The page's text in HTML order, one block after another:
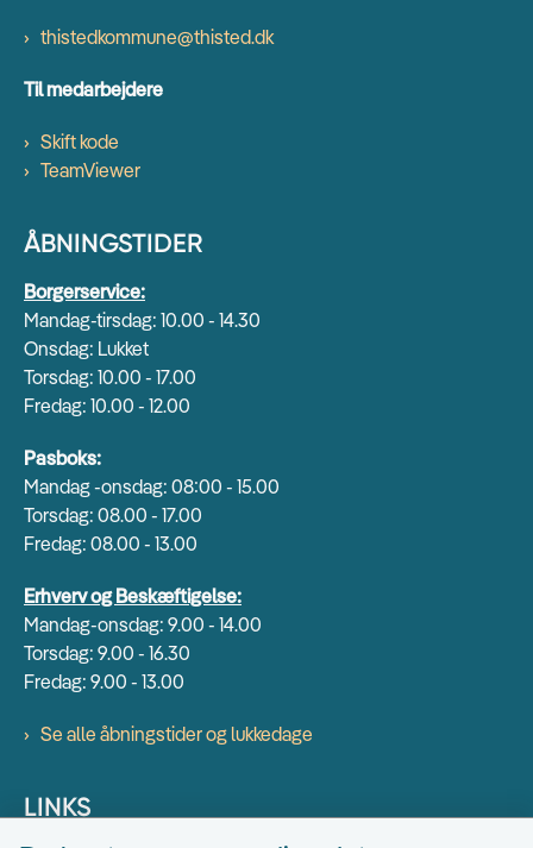
thistedkommune@thisted.dk
Til medarbejdere
Skift kode
TeamViewer
ÅBNINGSTIDER
Borgerservice:
Mandag-tirsdag: 10.00 - 14.30
Onsdag: Lukket
Torsdag: 10.00 - 17.00
Fredag: 10.00 - 12.00
Pasboks:
Mandag -onsdag: 08:00 - 15.00
Torsdag: 08.00 - 17.00
Fredag: 08.00 - 13.00
Erhverv og Beskæftigelse:
Mandag-onsdag: 9.00 - 14.00
Torsdag: 9.00 - 16.30
Fredag: 9.00 - 13.00
Se alle åbningstider og lukkedage
LINKS